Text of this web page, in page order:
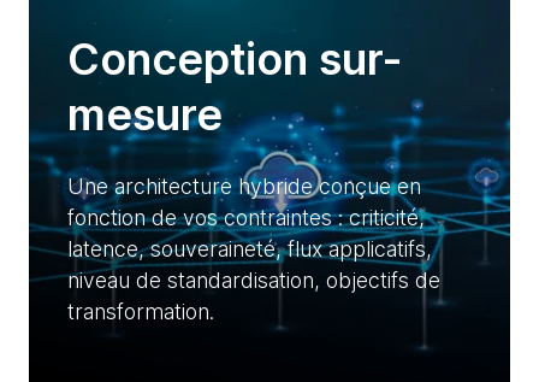
Conception sur-
mesure
Une architecture hybride conçue en
fonction de vos contraintes : criticité,
latence, souveraineté, flux applicatifs,
niveau de standardisation, objectifs de
transformation.